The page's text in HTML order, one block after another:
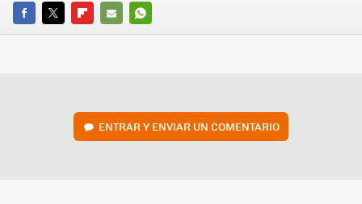
FACEBOOK
TWITTERFLIPBOARD
E-
WHATSAPP
ENTRAR Y ENVIAR UN COMENTARIO